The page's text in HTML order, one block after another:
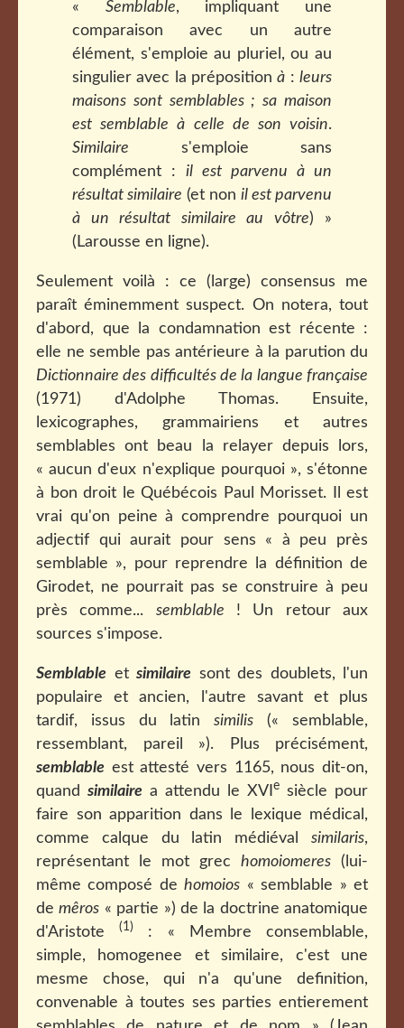
« Semblable, impliquant une
comparaison avec un autre
élément, s'emploie au pluriel, ou au
singulier avec la prépositionà :leurs
maisons sont semblables ; sa maison
est semblable à celle de son voisin.
Similaire s'emploie sans
complément : il est parvenu à un
résultat similaire (et non il est parvenu
à un résultat similaire au vôtre) »
(Larousse en ligne).
Seulement voilà : ce (large) consensus me
paraît éminemment suspect. On notera, tout
d'abord, que la condamnation est récente :
elle ne semble pas antérieure à la parution du
Dictionnaire des difficultés de la langue française
(1971) d'Adolphe Thomas. Ensuite,
lexicographes, grammairiens et autres
semblables ont beau la relayer depuis lors,
« aucun d'eux n'explique pourquoi », s'étonne
à bon droit le Québécois Paul Morisset. Il est
vrai qu'on peine à comprendre pourquoi un
adjectif qui aurait pour sens « à peu près
semblable », pour reprendre la définition de
Girodet, ne pourrait pas se construire à peu
près comme... semblable ! Un retour aux
sources s'impose.
Semblable et similaire sont des doublets, l'un
populaire et ancien, l'autre savant et plus
tardif, issus du latinsimilis (« semblable,
ressemblant, pareil »). Plus précisément,
semblable est attesté vers 1165, nous dit-on,
quand similaire a attendu le XVI e siècle pour
faire son apparition dans le lexique médical,
comme calque du latin médiéval similaris,
représentant le mot grec homoiomeres (lui-
même composé dehomoios « semblable » et
demêros « partie ») de la doctrine anatomique
d'Aristote(1)
: « Membre consemblable,
simple, homogenee et similaire, c'est une
mesme chose, qui n'a qu'une definition,
convenable à toutes ses parties entierement